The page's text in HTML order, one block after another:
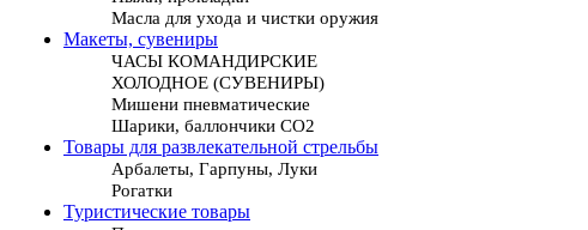
Масла для ухода и чистки оружия
Макеты, сувениры
ЧАСЫ КОМАНДИРСКИЕ
ХОЛОДНОЕ (СУВЕНИРЫ)
Мишени пневматические
Шарики, баллончики СО2
Товары для развлекательной стрельбы
Арбалеты, Гарпуны, Луки
Рогатки
Туристические товары